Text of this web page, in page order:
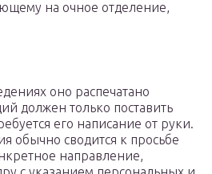
на очное отделение,
оно распечатано
должен только поставить
его написание от руки.
обычно сводится к просьбе
направление,